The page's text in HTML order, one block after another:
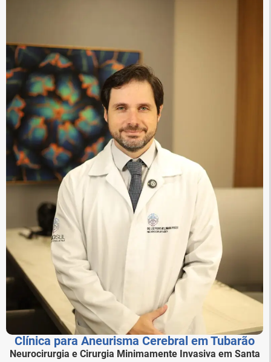
Clínica para Aneurisma Cerebral em Tubarão
Neurocirurgia e Cirurgia Minimamente Invasiva em Santa